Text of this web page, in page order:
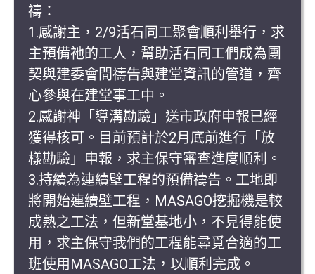
禱：
1.感謝主，2/9活石同工聚會順利舉行，求
主預備祂的工人，幫助活石同工們成為團
契與建委會間禱告與建堂資訊的管道，齊
心參與在建堂事工中。
2.感謝神「導溝勘驗」送市政府申報已經
獲得核可。目前預計於2月底前進行「放
樣勘驗」申報，求主保守審查進度順利。
3.持續為連續壁工程的預備禱告。工地即
將開始連續壁工程，MASAGO挖掘機是較
成熟之工法，但新堂基地小，不見得能使
用，求主保守我們的工程能尋覓合適的工
班使用MASAGO工法，以順利完成。